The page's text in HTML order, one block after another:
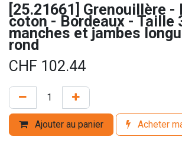
[25.21661] Grenouillère -
coton - Bordeaux - Taille
manches et jambes
rond
CHF 102.44
Ajouter au panier Acheter